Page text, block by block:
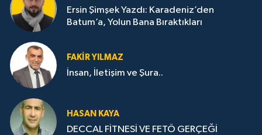
Ersin Şimşek Yazdı: Karadeniz’den
Batum’a, Yolun Bana Bıraktıkları
FAKIR YILMAZ
İnsan, İletişim ve Şura..
HASAN KAYA
DECCAL FİTNESİ VE FETÖ GERÇEĞİ